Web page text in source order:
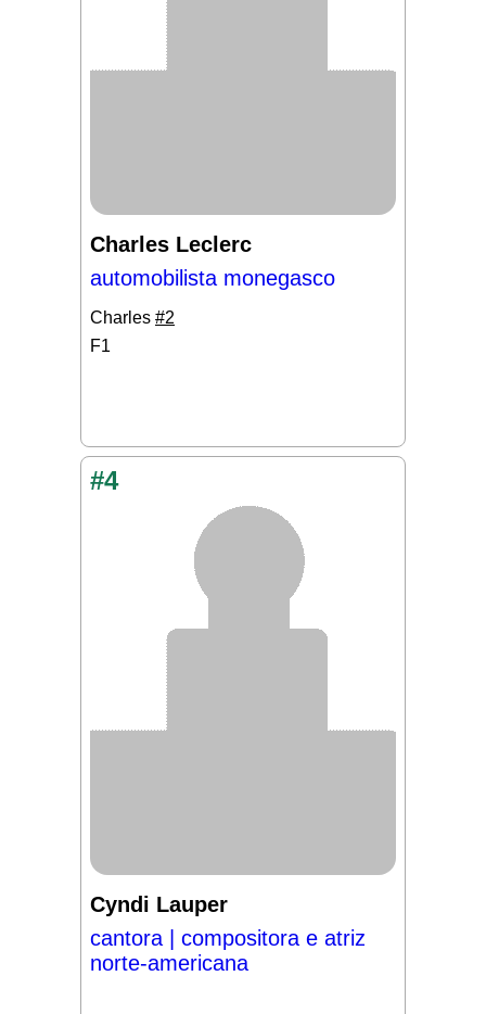
Charles Leclerc
automobilista monegasco
Charles #2
F1
#4
Cyndi Lauper
cantora | compositora e atriz
norte-americana